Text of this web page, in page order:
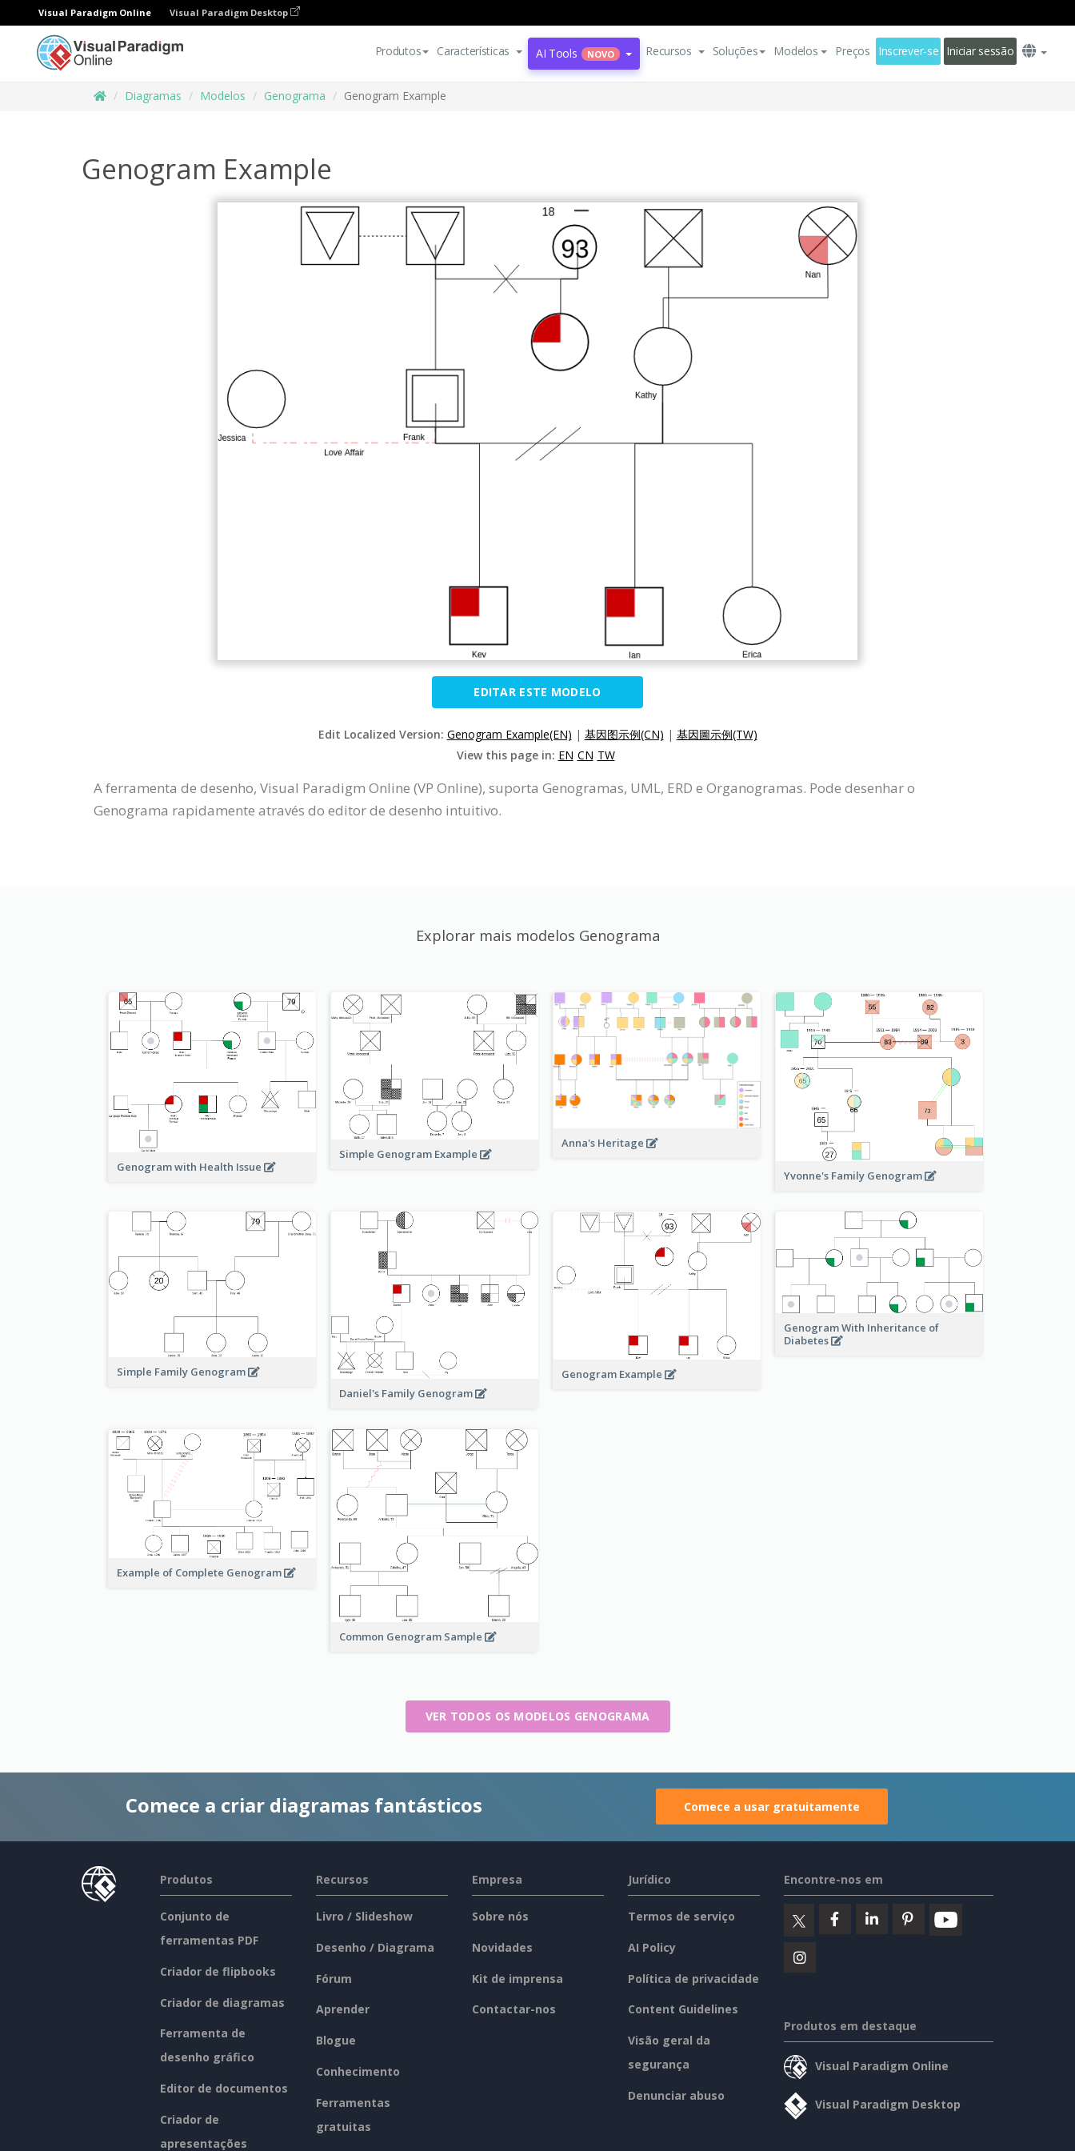
Visual Paradigm Online Visual Paradigm Desktop
Produtos Características AI Tools NOVO Recursos Soluções Modelos Preços Inscrever-se Iniciar sessão
Diagramas Modelos Genograma Genogram Example
Genogram Example
EDITAR ESTE MODELO
Edit Localized Version: Genogram Example(EN) | 基因图示例(CN) | 基因圖示例(TW)
View this page in: EN CN TW
A ferramenta de desenho, Visual Paradigm Online (VP Online), suporta Genogramas, UML, ERD e Organogramas. Pode desenhar o
Genograma rapidamente através do editor de desenho intuitivo.
Explorar mais modelos Genograma
Genogram with Health Issue
Simple Genogram Example
Anna's Heritage
Yvonne's Family Genogram
Simple Family Genogram
Daniel's Family Genogram
Genogram Example
Genogram With Inheritance of
Diabetes
Example of Complete Genogram
Common Genogram Sample
VER TODOS OS MODELOS GENOGRAMA
Comece a criar diagramas fantásticos Comece a usar gratuitamente
Produtos
Conjunto de
ferramentas PDF
Criador de flipbooks
Criador de diagramas
Ferramenta de
desenho gráfico
Editor de documentos
Criador de
apresentações
Recursos
Livro / Slideshow
Desenho / Diagrama
Fórum
Aprender
Blogue
Conhecimento
Ferramentas
gratuitas
Empresa
Sobre nós
Novidades
Kit de imprensa
Contactar-nos
Jurídico
Termos de serviço
AI Policy
Política de privacidade
Content Guidelines
Visão geral da
segurança
Denunciar abuso
Encontre-nos em
Produtos em destaque
Visual Paradigm Online
Visual Paradigm Desktop